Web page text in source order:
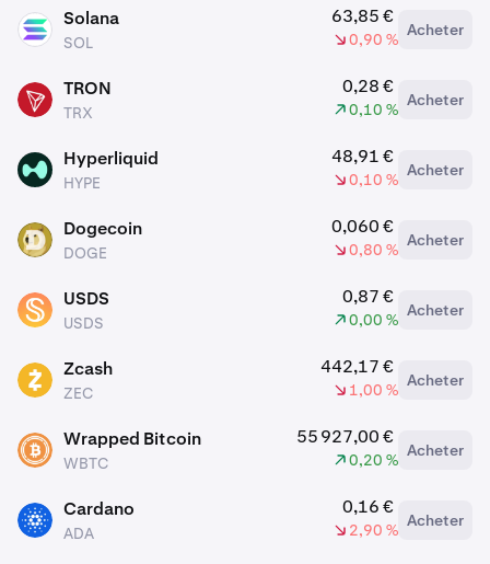
SOL Solana
SOL
63,85 €
0,90 %
Acheter
TRX TRON
TRX
0,28 €
0,10 %
Acheter
HYPE Hyperliquid
HYPE
48,91 €
0,10 %
Acheter
DOGE Dogecoin
DOGE
0,060 €
0,80 %
Acheter
USDS USDS
USDS
0,87 €
0,00 %
Acheter
ZEC Zcash
ZEC
442,17 €
1,00 %
Acheter
WBTC Wrapped Bitcoin
WBTC
55 927,00 €
0,20 %
Acheter
ADA Cardano
ADA
0,16 €
2,90 %
Acheter